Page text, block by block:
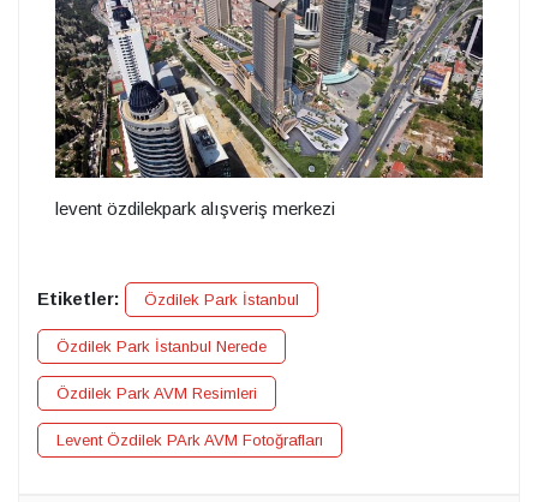
levent özdilekpark alışveriş merkezi
Etiketler: Özdilek Park İstanbul
Özdilek Park İstanbul Nerede
Özdilek Park AVM Resimleri
Levent Özdilek PArk AVM Fotoğrafları